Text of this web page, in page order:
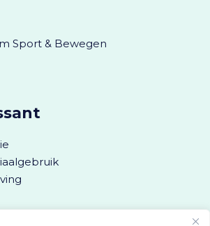
Sport & Bewegen